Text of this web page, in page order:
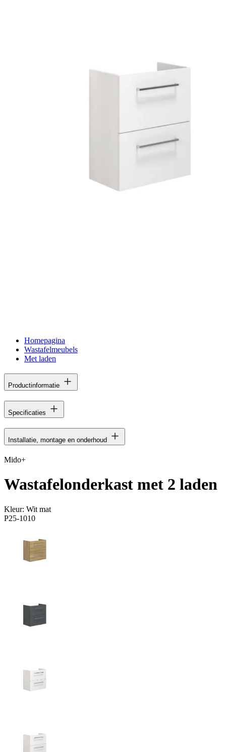
Homepagina
Wastafelmeubels
Met laden
Productinformatie
Specificaties
Installatie, montage en onderhoud
Mido+
Wastafelonderkast met 2 laden
Kleur: Wit mat
P25-1010